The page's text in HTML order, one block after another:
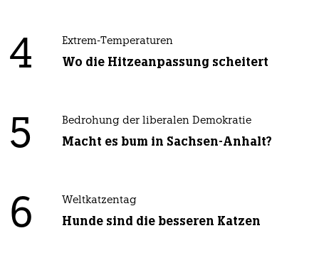
4 Extrem-Temperaturen
Wo die Hitzeanpassung scheitert
5 Bedrohung der liberalen Demokratie
Macht es bum in Sachsen-Anhalt?
6 Weltkatzentag
Hunde sind die besseren Katzen